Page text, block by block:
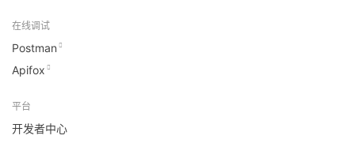
在线调试
Postman
Apifox
平台
开发者中心